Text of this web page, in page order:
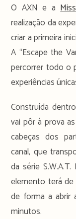
O AXN e a
realização da
criar a primeira
A “Escape the
percorrer todo o
experiências
Construída
vai pôr à prova
cabeças dos
canal, que
da série
elemento terá
de forma a
minutos.